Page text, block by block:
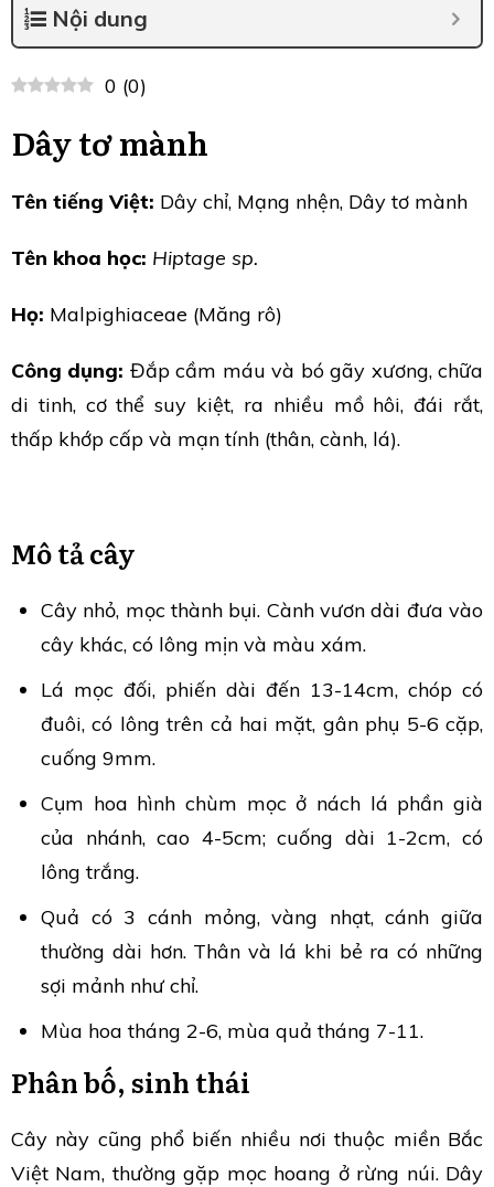
Nội dung
0 (0)
Dây tơ mành
Tên tiếng Việt: Dây chỉ, Mạng nhện, Dây tơ mành
Tên khoa học: Hiptage sp.
Họ: Malpighiaceae (Măng rô)
Công dụng: Đắp cầm máu và bó gãy xương, chữa
di tinh, cơ thể suy kiệt, ra nhiều mồ hôi, đái rắt,
thấp khớp cấp và mạn tính (thân, cành, lá).
Mô tả cây
Cây nhỏ, mọc thành bụi. Cành vươn dài đưa vào
cây khác, có lông mịn và màu xám.
Lá mọc đối, phiến dài đến 13-14cm, chóp có
đuôi, có lông trên cả hai mặt, gân phụ 5-6 cặp,
cuống 9mm.
Cụm hoa hình chùm mọc ở nách lá phần già
của nhánh, cao 4-5cm; cuống dài 1-2cm, có
lông trắng.
Quả có 3 cánh mỏng, vàng nhạt, cánh giữa
thường dài hơn. Thân và lá khi bẻ ra có những
sợi mảnh như chỉ.
Mùa hoa tháng 2-6, mùa quả tháng 7-11.
Phân bố, sinh thái
Cây này cũng phổ biến nhiều nơi thuộc miền Bắc
Việt Nam, thường gặp mọc hoang ở rừng núi. Dây